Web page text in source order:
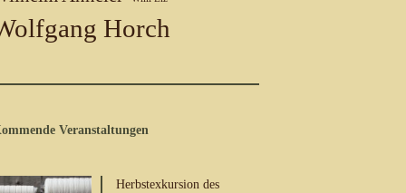
Horch
Veranstaltungen
Herbstexkursion des